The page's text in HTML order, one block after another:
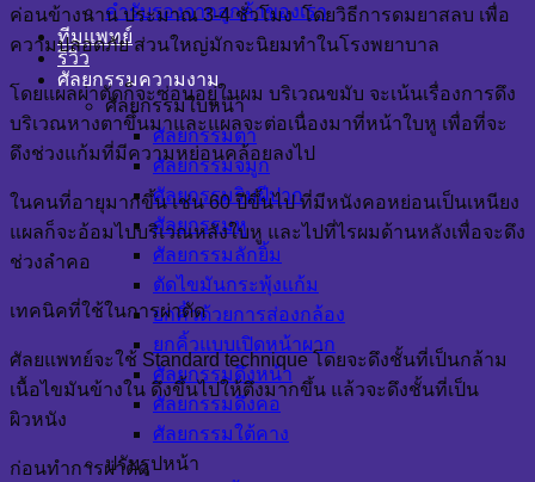
คำรับรองจากลูกค้าของเรา
ทีมแพทย์
รีวิว
ศัลยกรรมความงาม
ศัลยกรรมใบหน้า
ศัลยกรรมตา
ศัลยกรรมจมูก
ศัลยกรรมริมฝีปาก
ศัลยกรรมหู
ศัลยกรรมลักยิ้ม
ตัดไขมันกระพุ้งแก้ม
ยกคิ้วด้วยการส่องกล้อง
ยกคิ้วแบบเปิดหน้าผาก
ศัลยกรรมดึงหน้า
ศัลยกรรมดึงคอ
ศัลยกรรมใต้คาง
ปรับรูปหน้า
ค่อนข้างนาน ประมาณ 3-4 ชั่วโมง โดยวิธีการดมยาสลบ เพื่อ
ความปลอดภัย ส่วนใหญ่มักจะนิยมทำในโรงพยาบาล
โดยแผลผ่าตัดก็จะซ่อนอยู่ในผม บริเวณขมับ จะเน้นเรื่องการดึง
บริเวณหางตาขึ้นมาและแผลจะต่อเนื่องมาที่หน้าใบหู เพื่อที่จะ
ดึงช่วงแก้มที่มีความหย่อนคล้อยลงไป
ในคนที่อายุมากขึ้น เช่น 60 ปีขึ้นไป ที่มีหนังคอหย่อนเป็นเหนียง
แผลก็จะอ้อมไปบริเวณหลังใบหู และไปที่ไรผมด้านหลังเพื่อจะดึง
ช่วงลำคอ
เทคนิคที่ใช้ในการผ่าตัด
ศัลยแพทย์จะใช้ Standard technique โดยจะดึงชั้นที่เป็นกล้าม
เนื้อไขมันข้างใน ดึงขึ้นไปให้ตึงมากขึ้น แล้วจะดึงชั้นที่เป็น
ผิวหนัง
ก่อนทำการผ่าตัด